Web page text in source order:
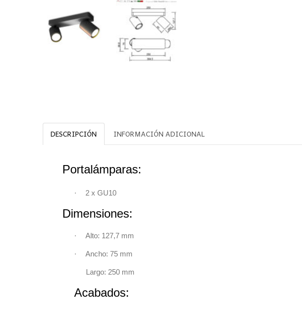
DESCRIPCIÓN INFORMACIÓN ADICIONAL
Portalámparas:
· 2 x GU10
Dimensiones:
· Alto: 127,7 mm
· Ancho: 75 mm
Largo: 250 mm
Acabados: